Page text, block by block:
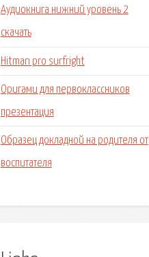
Аудиокнига нижний уровень 2
скачать
Hitman pro surfright
Оригами для первоклассников
презентация
Образец докладной на родителя от
воспитателя